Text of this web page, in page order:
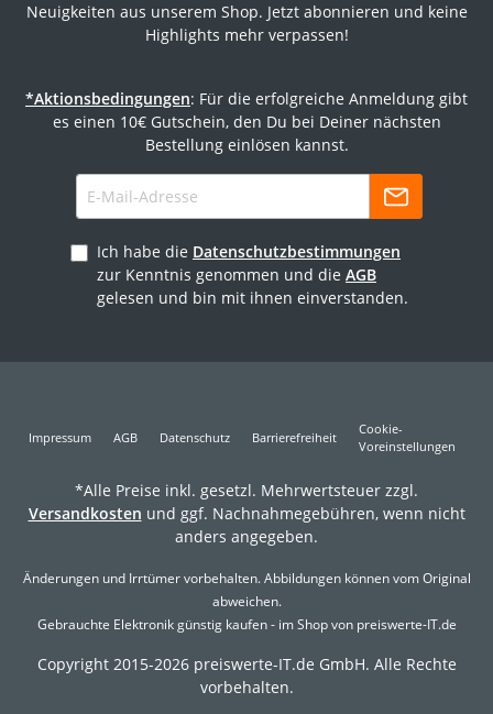
Neuigkeiten aus unserem Shop. Jetzt abonnieren und keine
Highlights mehr verpassen!
*Aktionsbedingungen: Für die erfolgreiche Anmeldung gibt
es einen 10€ Gutschein, den Du bei Deiner nächsten
Bestellung einlösen kannst.
Ich habe die Datenschutzbestimmungen
zur Kenntnis genommen und die AGB
gelesen und bin mit ihnen einverstanden.
Impressum AGB Datenschutz Barrierefreiheit
Cookie-
Voreinstellungen
*Alle Preise inkl. gesetzl. Mehrwertsteuer zzgl.
Versandkosten und ggf. Nachnahmegebühren, wenn nicht
anders angegeben.
Änderungen und Irrtümer vorbehalten. Abbildungen können vom Original
abweichen.
Gebrauchte Elektronik günstig kaufen - im Shop von preiswerte-IT.de
Copyright 2015-2026 preiswerte-IT.de GmbH. Alle Rechte
vorbehalten.